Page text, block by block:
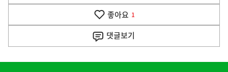
기
좋아요 1
댓글보기